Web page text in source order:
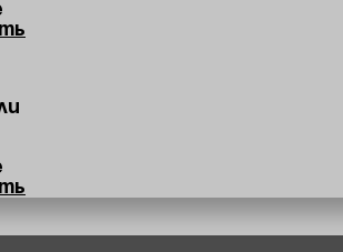
вклад в развитие